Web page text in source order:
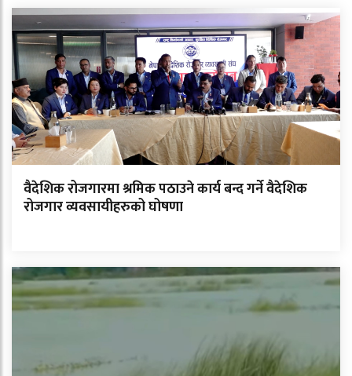
वैदेशिक रोजगारमा श्रमिक पठाउने कार्य बन्द गर्ने वैदेशिक
रोजगार व्यवसायीहरुको घोषणा